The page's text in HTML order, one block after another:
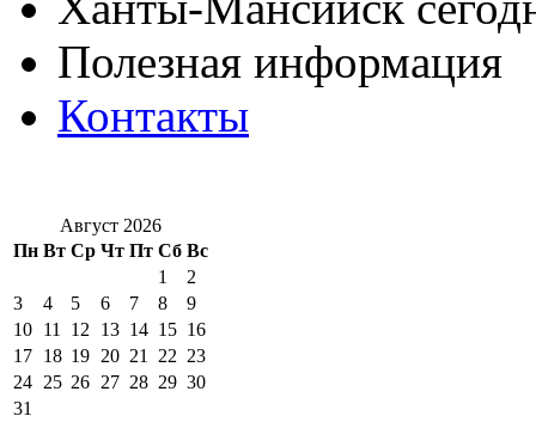
Полезная информация
Контакты
Август 2026
Пн Вт Ср Чт Пт Сб Вс
1
2
3
4 5 6 7 8
9
10 11 12 13 14 15 16
17 18 19 20 21 22 23
24 25 26 27 28 29 30
31